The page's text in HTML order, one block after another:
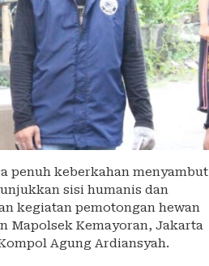
penuh keberkahan menyambut
sisi humanis dan
kegiatan pemotongan hewan
Mapolsek Kemayoran, Jakarta
Agung Ardiansyah.